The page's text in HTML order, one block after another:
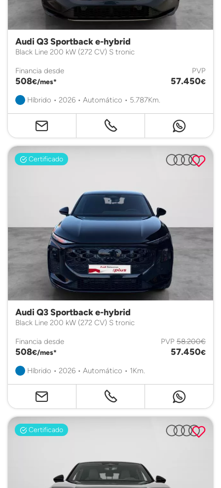
Audi Q3 Sportback e-hybrid
Black Line 200 kW (272 CV) S tronic
Financia desde
508€/mes*
PVP
57.450€
Híbrido • 2026 • Automático • 5.787Km.
Certificado
Audi Q3 Sportback e-hybrid
Black Line 200 kW (272 CV) S tronic
Financia desde
508€/mes*
PVP 58.200€
57.450€
Híbrido • 2026 • Automático • 1Km.
Certificado